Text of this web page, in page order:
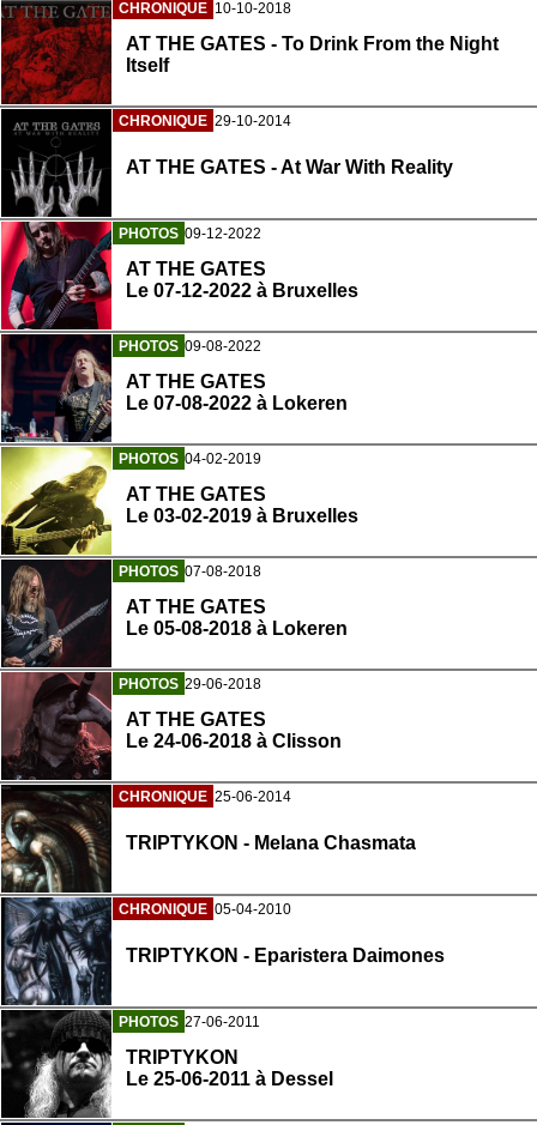
CHRONIQUE 10-10-2018
AT THE GATES - To Drink From the Night
Itself
CHRONIQUE 29-10-2014
AT THE GATES - At War With Reality
PHOTOS 09-12-2022
AT THE GATES
Le 07-12-2022 à Bruxelles
PHOTOS 09-08-2022
AT THE GATES
Le 07-08-2022 à Lokeren
PHOTOS 04-02-2019
AT THE GATES
Le 03-02-2019 à Bruxelles
PHOTOS 07-08-2018
AT THE GATES
Le 05-08-2018 à Lokeren
PHOTOS 29-06-2018
AT THE GATES
Le 24-06-2018 à Clisson
CHRONIQUE 25-06-2014
TRIPTYKON - Melana Chasmata
CHRONIQUE 05-04-2010
TRIPTYKON - Eparistera Daimones
PHOTOS 27-06-2011
TRIPTYKON
Le 25-06-2011 à Dessel